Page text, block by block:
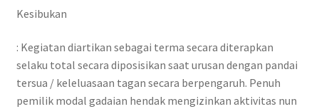
Kesibukan
: Kegiatan diartikan sebagai terma secara diterapkan
selaku total secara diposisikan saat urusan dengan pandai
tersua / keleluasaan tagan secara berpengaruh. Penuh
pemilik modal gadaian hendak mengizinkan aktivitas nun